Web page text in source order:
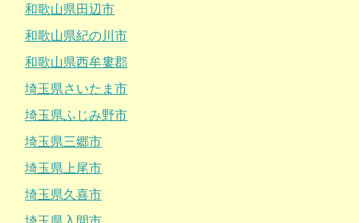
和歌山県田辺市
和歌山県紀の川市
和歌山県西牟婁郡
埼玉県さいたま市
埼玉県ふじみ野市
埼玉県三郷市
埼玉県上尾市
埼玉県久喜市